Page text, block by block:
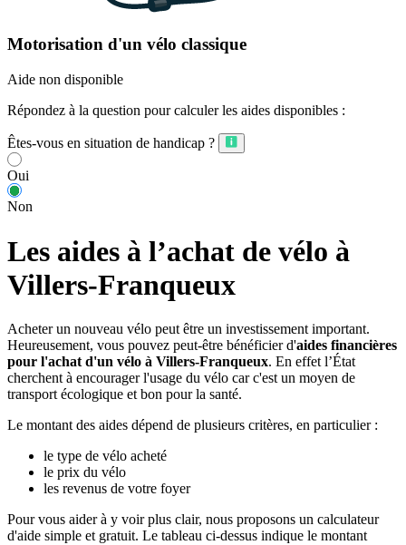
Motorisation d'un vélo classique
Aide non disponible
Répondez à la question pour calculer les aides disponibles :
Êtes-vous en situation de handicap ?
Oui
Non
Les aides à l’achat de vélo à
Villers-Franqueux
Acheter un nouveau vélo peut être un investissement important.
Heureusement, vous pouvez peut-être bénéficier d'aides financières
pour l'achat d'un vélo à Villers-Franqueux. En effet l’État
cherchent à encourager l'usage du vélo car c'est un moyen de
transport écologique et bon pour la santé.
Le montant des aides dépend de plusieurs critères, en particulier :
le type de vélo acheté
le prix du vélo
les revenus de votre foyer
Pour vous aider à y voir plus clair, nous proposons un calculateur
d'aide simple et gratuit. Le tableau ci-dessus indique le montant